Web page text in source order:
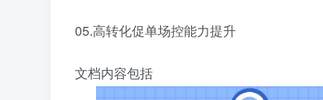
05.高转化促单场控能力提升
文档内容包括